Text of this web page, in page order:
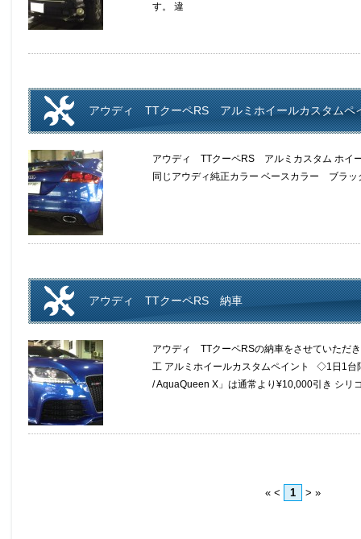
す。 違
アウディ TTクーペRS アルミホイールカスタムペ
アウディ TTクーペRS アルミカスタム ホイ
同じアウディ純正カラー ベースカラー ブラ
アウディ TTクーペRS 納車
アウディ TTクーペRSの納車をさせていただ
工 アルミホイールカスタムペイント ◇1日1台
/ AquaQueen X」は通常より¥10,000引き シリ
« < 1 > »